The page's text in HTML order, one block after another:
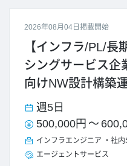
2026年08月04日掲載開始
【インフラ/PL/長
シングサービス企
向けNW設計構築
週5日
500,000円 ～
インフラエンジニア
社内
エージェントサービス